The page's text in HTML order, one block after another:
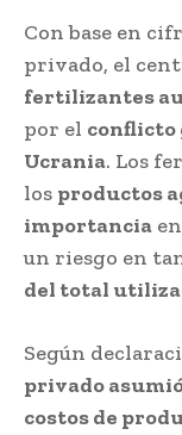
Con base en
privado, el
fertilizantes
por el conflicto
Ucrania. Los
los productos
importancia
un riesgo en
del total
Según
privado
costos de